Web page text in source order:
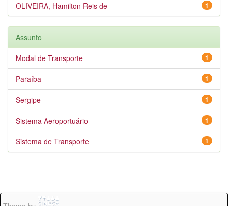
1
OLIVEIRA, Hamilton Reis de
Assunto
1
Modal de Transporte
1
Paraíba
1
Sergipe
1
Sistema Aeroportuário
1
Sistema de Transporte